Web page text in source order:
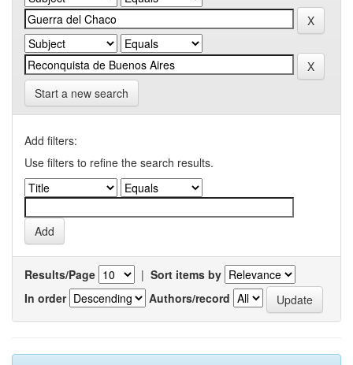
Start a new search
Add filters:
Use filters to refine the search results.
Results/Page | Sort items by
In order
Authors/record